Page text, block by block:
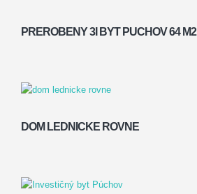
PREROBENY 3I BYT PUCHOV 64 M2
DOM LEDNICKE ROVNE